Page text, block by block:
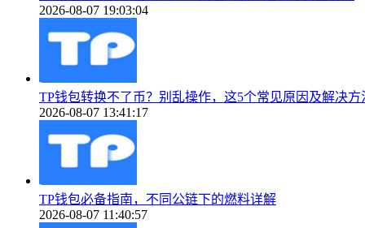
2026-08-07 19:03:04
TP钱包转换不了币？别乱操作，这5个常见原因及解决方
2026-08-07 13:41:17
TP钱包必备指南，不同公链下的燃料详解
2026-08-07 11:40:57